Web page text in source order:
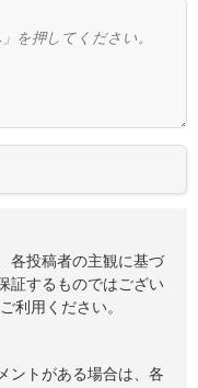
各投稿者の主観に基づ
証するものではござい
利用ください。
ントがある場合は、各